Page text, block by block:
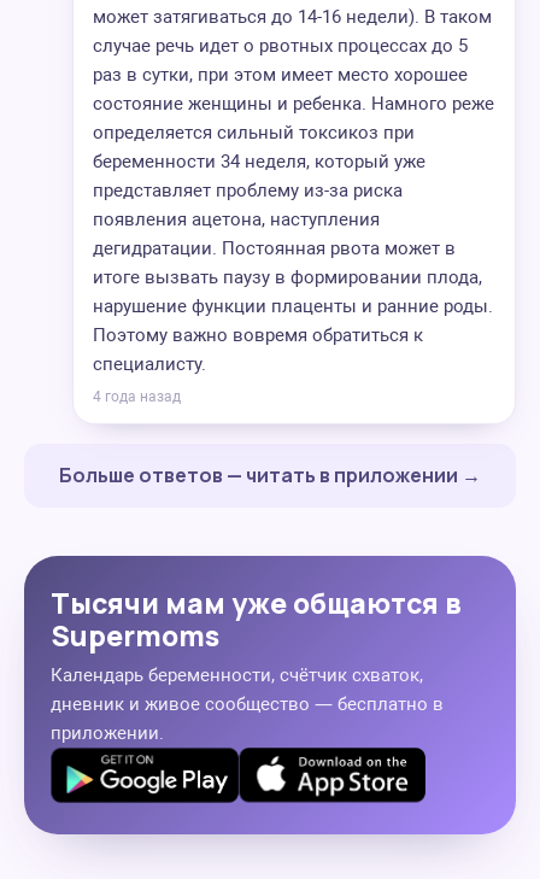
может затягиваться до 14-16 недели). В таком
случае речь идет о рвотных процессах до 5
раз в сутки, при этом имеет место хорошее
состояние женщины и ребенка. Намного реже
определяется сильный токсикоз при
беременности 34 неделя, который уже
представляет проблему из-за риска
появления ацетона, наступления
дегидратации. Постоянная рвота может в
итоге вызвать паузу в формировании плода,
нарушение функции плаценты и ранние роды.
Поэтому важно вовремя обратиться к
специалисту.
4 года назад
Больше ответов — читать в приложении →
Тысячи мам уже общаются в
Supermoms
Календарь беременности, счётчик схваток,
дневник и живое сообщество — бесплатно в
приложении.